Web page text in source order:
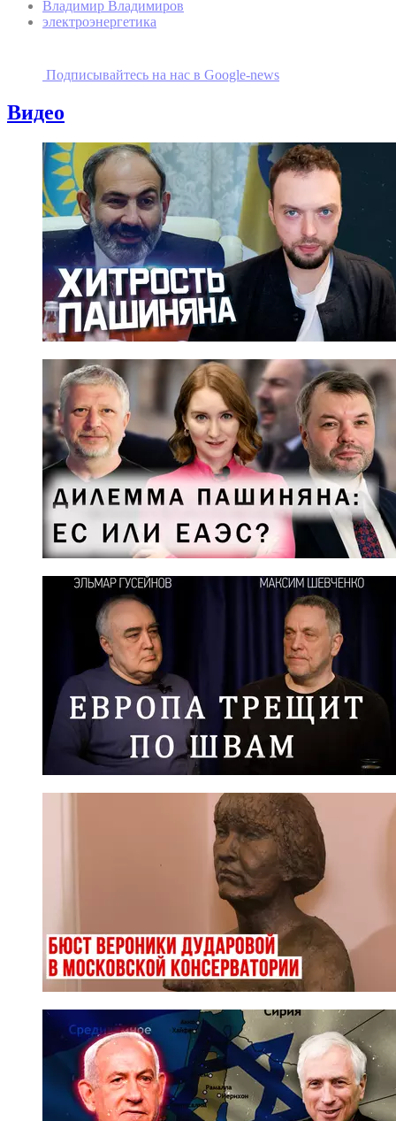
Владимир Владимиров
электроэнергетика
Подписывайтесь на наc в Google-news
Видео